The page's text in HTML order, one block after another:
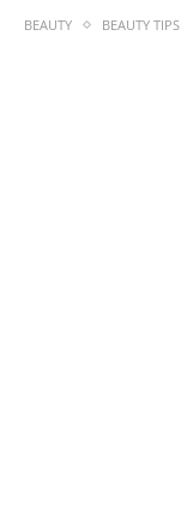
BEAUTY BEAUTY TIPS